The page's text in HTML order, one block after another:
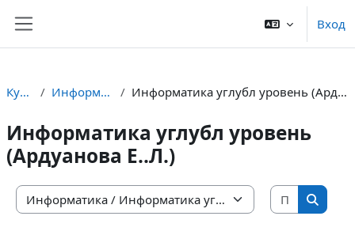
Вход
Курсы Информатика Информатика углубл уровень (Ардуанова Е..Л.)
Информатика углубл уровень
(Ардуанова Е..Л.)
Категории курсов
Поиск
Поиск